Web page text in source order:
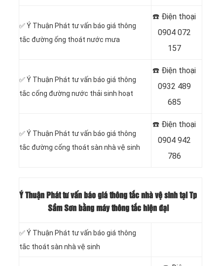
✅ Ý Thuận Phát tư vấn báo giá thông
tắc đường ống thoát nước mưa
☎️ Điện thoại
0904 072
157
‎✅ Ý Thuận Phát tư vấn báo giá thông
tắc cống đường nước thải sinh hoạt
☎️ Điện thoại
0932 489
685
✅ Ý Thuận Phát tư vấn báo giá thông
tắc đường cống thoát sàn nhà vệ sinh
☎️ Điện thoại
0904 942
786
Ý Thuận Phát tư vấn báo giá thông tắc nhà vệ sinh tại Tp
Sầm Sơn bằng máy thông tắc hiện đại
✅ Ý Thuận Phát tư vấn báo giá thông
tắc thoát sàn nhà vệ sinh